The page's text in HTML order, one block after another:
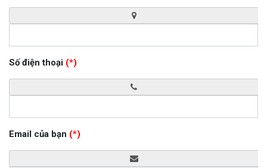
Số điện thoại (*)
Email của bạn (*)